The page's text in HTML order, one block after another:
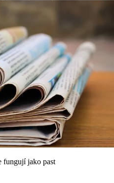
fungují jako past